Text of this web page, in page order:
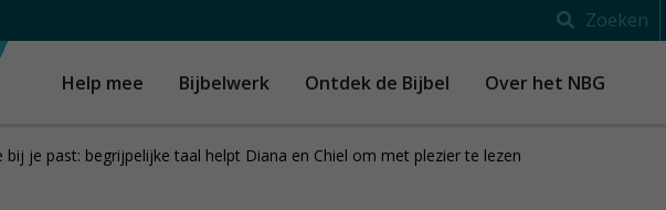
Zoeken
Help mee Bijbelwerk Ontdek de Bijbel Over het NBG
bij je past: begrijpelijke taal helpt Diana en Chiel om met plezier te lezen